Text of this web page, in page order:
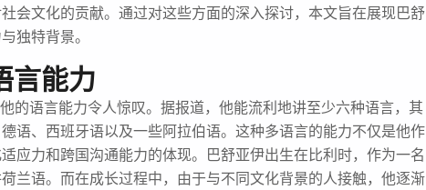
会文化的贡献。通过对这些方面的深入探讨，本文旨在展现巴舒
独特背景。
言能力
的语言能力令人惊叹。据报道，他能流利地讲至少六种语言，其
语、西班牙语以及一些阿拉伯语。这种多语言的能力不仅是他作
应力和跨国沟通能力的体现。巴舒亚伊出生在比利时，作为一名
兰语。而在成长过程中，由于与不同文化背景的人接触，他逐渐